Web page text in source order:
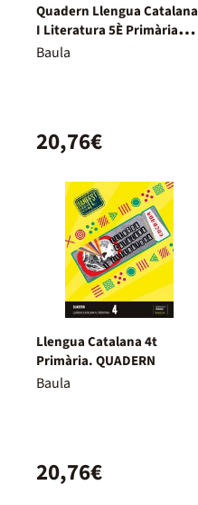
Quadern Llengua Catalana
I Literatura 5È Primària
Fanfest - Espiral
Baula
20,76€
Llengua Catalana 4t
Primària. QUADERN
Baula
20,76€